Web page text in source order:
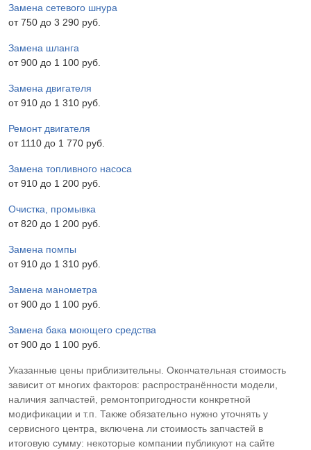
Замена сетевого шнура
от 750 до 3 290 pyб.
Замена шланга
от 900 до 1 100 pyб.
Замена двигателя
от 910 до 1 310 pyб.
Ремонт двигателя
от 1110 до 1 770 pyб.
Замена топливного насоса
от 910 до 1 200 pyб.
Очистка, промывка
от 820 до 1 200 pyб.
Замена помпы
от 910 до 1 310 pyб.
Замена манометра
от 900 до 1 100 pyб.
Замена бака моющего средства
от 900 до 1 100 pyб.
Указанные цены приблизительны. Окончательная стоимость
зависит от многих факторов: распространённости модели,
наличия запчастей, ремонтопригодности конкретной
модификации и т.п. Также обязательно нужно уточнять у
сервисного центра, включена ли стоимость запчастей в
итоговую сумму: некоторые компании публикуют на сайте